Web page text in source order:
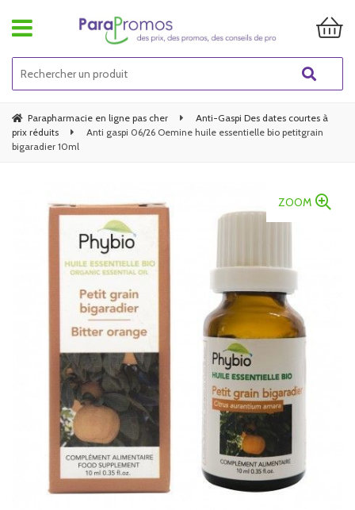
Parapharmacie en ligne pas cher
Anti-Gaspi Des dates courtes à
prix réduits
Anti gaspi 06/26 Oemine huile essentielle bio petitgrain
bigaradier 10ml
ZOOM